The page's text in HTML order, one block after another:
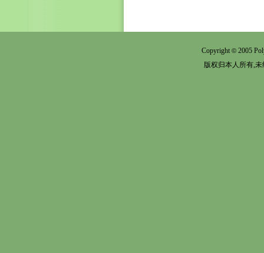
Copyright© 2005
版权归本人所有,